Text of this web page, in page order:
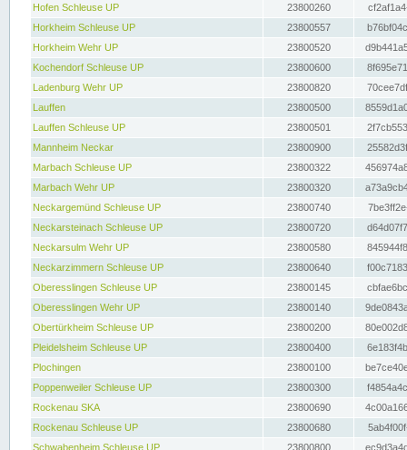
Hofen Schleuse UP
23800260
Horkheim Schleuse UP
23800557
Horkheim Wehr UP
23800520
Kochendorf Schleuse UP
23800600
Ladenburg Wehr UP
23800820
Lauffen
23800500
Lauffen Schleuse UP
23800501
Mannheim Neckar
23800900
Marbach Schleuse UP
23800322
Marbach Wehr UP
23800320
Neckargemünd Schleuse UP
23800740
Neckarsteinach Schleuse UP
23800720
Neckarsulm Wehr UP
23800580
Neckarzimmern Schleuse UP
23800640
Oberesslingen Schleuse UP
23800145
Oberesslingen Wehr UP
23800140
Obertürkheim Schleuse UP
23800200
Pleidelsheim Schleuse UP
23800400
Plochingen
23800100
Poppenweiler Schleuse UP
23800300
Rockenau SKA
23800690
Rockenau Schleuse UP
23800680
Schwabenheim Schleuse UP
23800800